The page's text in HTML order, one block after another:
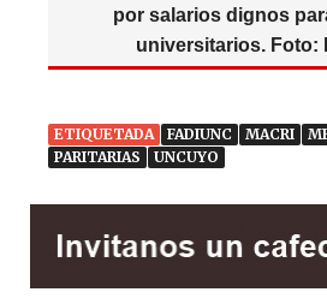
por salarios dignos
universitarios. Foto:
ETIQUETADA FADIUNC MACRI
PARITARIAS
UNCUYO